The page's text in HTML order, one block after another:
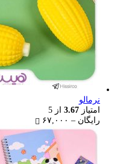
نرمالو
امتیاز 3.67 از 5
رایگان – ۶۷,۰۰۰
range:
through
۶۷,۰۰۰ تومان